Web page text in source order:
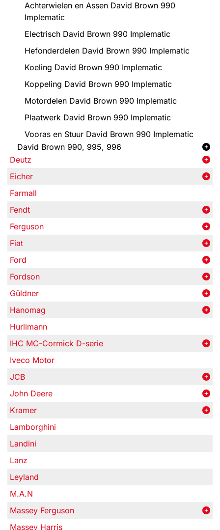
Achterwielen en Assen David Brown 990
Implematic
Electrisch David Brown 990 Implematic
Hefonderdelen David Brown 990 Implematic
Koeling David Brown 990 Implematic
Koppeling David Brown 990 Implematic
Motordelen David Brown 990 Implematic
Plaatwerk David Brown 990 Implematic
Vooras en Stuur David Brown 990 Implematic
David Brown 990, 995, 996
Deutz
Eicher
Farmall
Fendt
Ferguson
Fiat
Ford
Fordson
Güldner
Hanomag
Hurlimann
IHC MC-Cormick D-serie
Iveco Motor
JCB
John Deere
Kramer
Lamborghini
Landini
Lanz
Leyland
M.A.N
Massey Ferguson
Massey Harris